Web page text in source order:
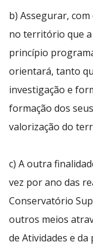
b) Assegurar,
no território que a
princípio
orientará, tanto
investigação e
formação dos
valorização do
c) A outra
vez por ano das
Conservatório
outros meios
de Atividades e